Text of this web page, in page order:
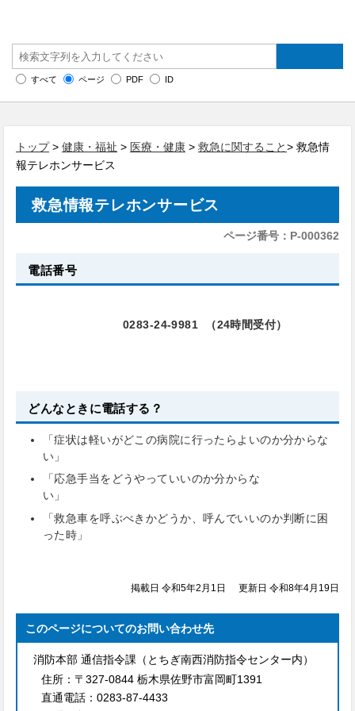
すべて ページ PDF ID
トップ> 健康・福祉 > 医療・健康 > 救急に関すること> 救急情
報テレホンサービス
救急情報テレホンサービス
ページ番号：P-000362
電話番号
0283-24-9981 （24時間受付）
どんなときに電話する？
「症状は軽いがどこの病院に行ったらよいのか分からな
い」
「応急手当をどうやっていいのか分からな
い」
「救急車を呼ぶべきかどうか、呼んでいいのか判断に困
った時」
掲載日 令和5年2月1日 更新日 令和8年4月19日
このページについてのお問い合わせ先
消防本部 通信指令課（とちぎ南西消防指令センター内）
住所： 〒327-0844 栃木県佐野市富岡町1391
直通電話： 0283-87-4433